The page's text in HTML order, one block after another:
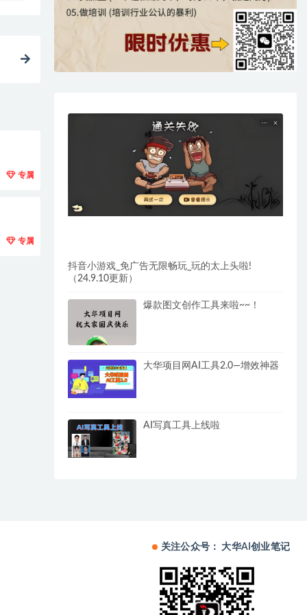
专属
专属
抖音小游戏_免广告无限畅玩_玩的太上头啦!
（24.9.10更新）
爆款图文创作工具来啦~~！
大华项目网AI工具2.0—增效神器
AI写真工具上线啦
关注公众号： 大华AI创业笔记